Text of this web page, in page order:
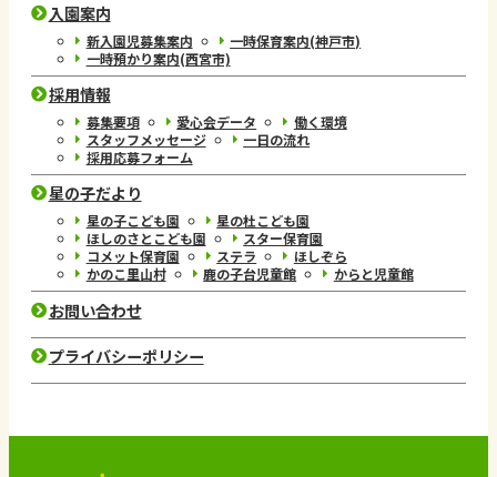
入園案内
新入園児募集案内
一時保育案内(神戸市)
一時預かり案内(西宮市)
採用情報
募集要項 愛心会データ
働く環境
スタッフメッセージ
一日の流れ
採用応募フォーム
星の子だより
星の子こども園
星の杜こども園
ほしのさとこども園
スター保育園
コメット保育園
ステラ
ほしぞら
かのこ里山村
鹿の子台児童館 からと児童館
お問い合わせ
プライバシーポリシー